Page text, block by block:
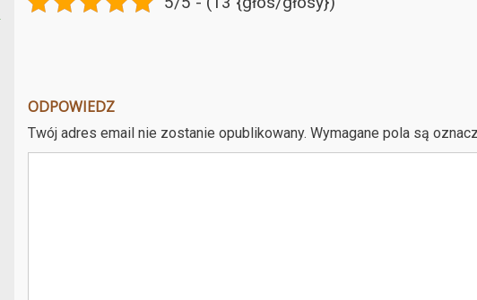
ODPOWIEDZ
Twój adres email nie zostanie opublikowany. Wymagane pola są